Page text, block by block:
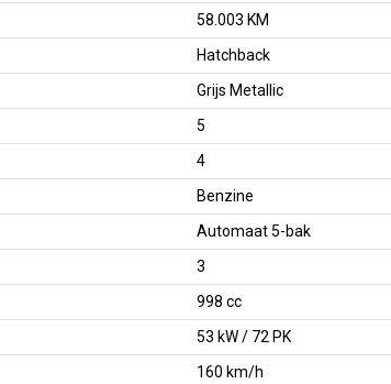
58.003 KM
Hatchback
Grijs Metallic
5
4
Benzine
Automaat 5-bak
3
998 cc
53 kW / 72 PK
160 km/h